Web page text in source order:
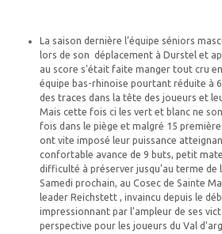
La saison dernière l’équipe séniors
lors de son déplacement à Durstel et
au score s'était faite manger tout cru
équipe bas-rhinoise pourtant réduite à
des traces dans la tête des joueurs et
Mais cette fois ci les vert et blanc ne
fois dans le piège et malgré 15
ont vite imposé leur puissance
confortable avance de 9 buts, petit
difficulté à préserver jusqu'au terme de
Samedi prochain, au Cosec de Sainte
leader Reichstett , invaincu depuis le
impressionnant par l'ampleur de ses
perspective pour les joueurs du Val